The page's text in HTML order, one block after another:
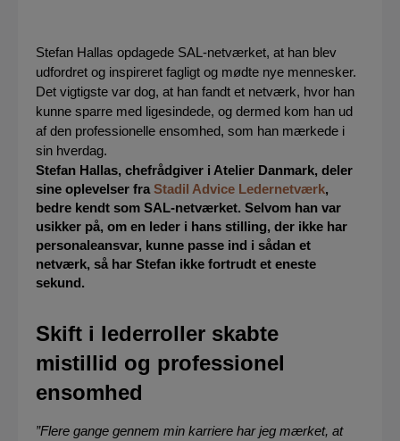
Stefan Hallas opdagede SAL-netværket, at han blev
udfordret og inspireret fagligt og mødte nye mennesker.
Det vigtigste var dog, at han fandt et netværk, hvor han
kunne sparre med ligesindede, og dermed kom han ud
af den professionelle ensomhed, som han mærkede i
sin hverdag.
Stefan Hallas, chefrådgiver i Atelier Danmark, deler
sine oplevelser fra Stadil Advice Ledernetværk,
bedre kendt som SAL-netværket. Selvom han var
usikker på, om en leder i hans stilling, der ikke har
personaleansvar, kunne passe ind i sådan et
netværk, så har Stefan ikke fortrudt et eneste
sekund.
Skift i lederroller skabte
mistillid og professionel
ensomhed
”Flere gange gennem min karriere har jeg mærket, at